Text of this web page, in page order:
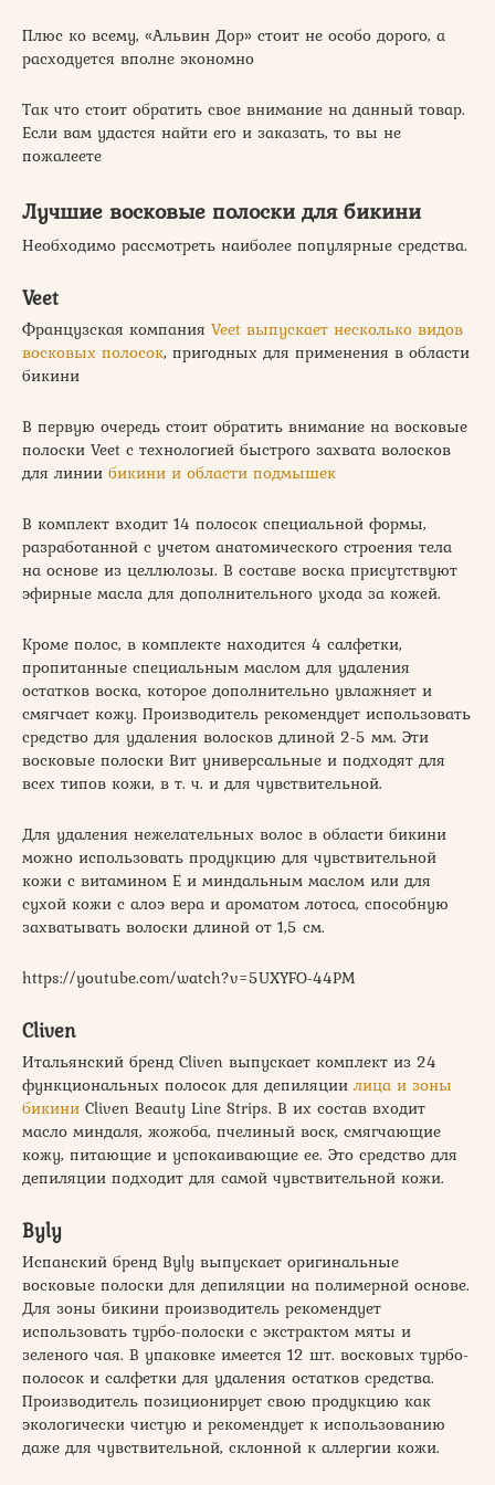
Плюс ко всему, «Альвин Дор» стоит не особо дорого, а
расходуется вполне экономно
Так что стоит обратить свое внимание на данный товар.
Если вам удастся найти его и заказать, то вы не
пожалеете
Лучшие восковые полоски для бикини
Необходимо рассмотреть наиболее популярные средства.
Veet
Французская компания Veet выпускает несколько видов
восковых полосок, пригодных для применения в области
бикини
В первую очередь стоит обратить внимание на восковые
полоски Veet с технологией быстрого захвата волосков
для линии бикини и области подмышек
В комплект входит 14 полосок специальной формы,
разработанной с учетом анатомического строения тела
на основе из целлюлозы. В составе воска присутствуют
эфирные масла для дополнительного ухода за кожей.
Кроме полос, в комплекте находится 4 салфетки,
пропитанные специальным маслом для удаления
остатков воска, которое дополнительно увлажняет и
смягчает кожу. Производитель рекомендует использовать
средство для удаления волосков длиной 2-5 мм. Эти
восковые полоски Вит универсальные и подходят для
всех типов кожи, в т. ч. и для чувствительной.
Для удаления нежелательных волос в области бикини
можно использовать продукцию для чувствительной
кожи с витамином Е и миндальным маслом или для
сухой кожи с алоэ вера и ароматом лотоса, способную
захватывать волоски длиной от 1,5 см.
https://youtube.com/watch?v=5UXYFO-44PM
Cliven
Итальянский бренд Cliven выпускает комплект из 24
функциональных полосок для депиляции лица и зоны
бикини Cliven Beauty Line Strips. В их состав входит
масло миндаля, жожоба, пчелиный воск, смягчающие
кожу, питающие и успокаивающие ее. Это средство для
депиляции подходит для самой чувствительной кожи.
Byly
Испанский бренд Byly выпускает оригинальные
восковые полоски для депиляции на полимерной основе.
Для зоны бикини производитель рекомендует
использовать турбо-полоски с экстрактом мяты и
зеленого чая. В упаковке имеется 12 шт. восковых турбо-
полосок и салфетки для удаления остатков средства.
Производитель позиционирует свою продукцию как
экологически чистую и рекомендует к использованию
даже для чувствительной, склонной к аллергии кожи.